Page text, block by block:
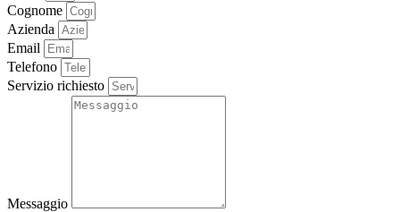
Cognome
Azienda
Email
Telefono
Servizio richiesto
Messaggio